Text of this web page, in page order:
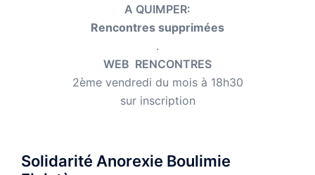
A QUIMPER:
Rencontres supprimées
.
WEB RENCONTRES
2ème vendredi du mois à 18h30
sur inscription
Solidarité Anorexie Boulimie